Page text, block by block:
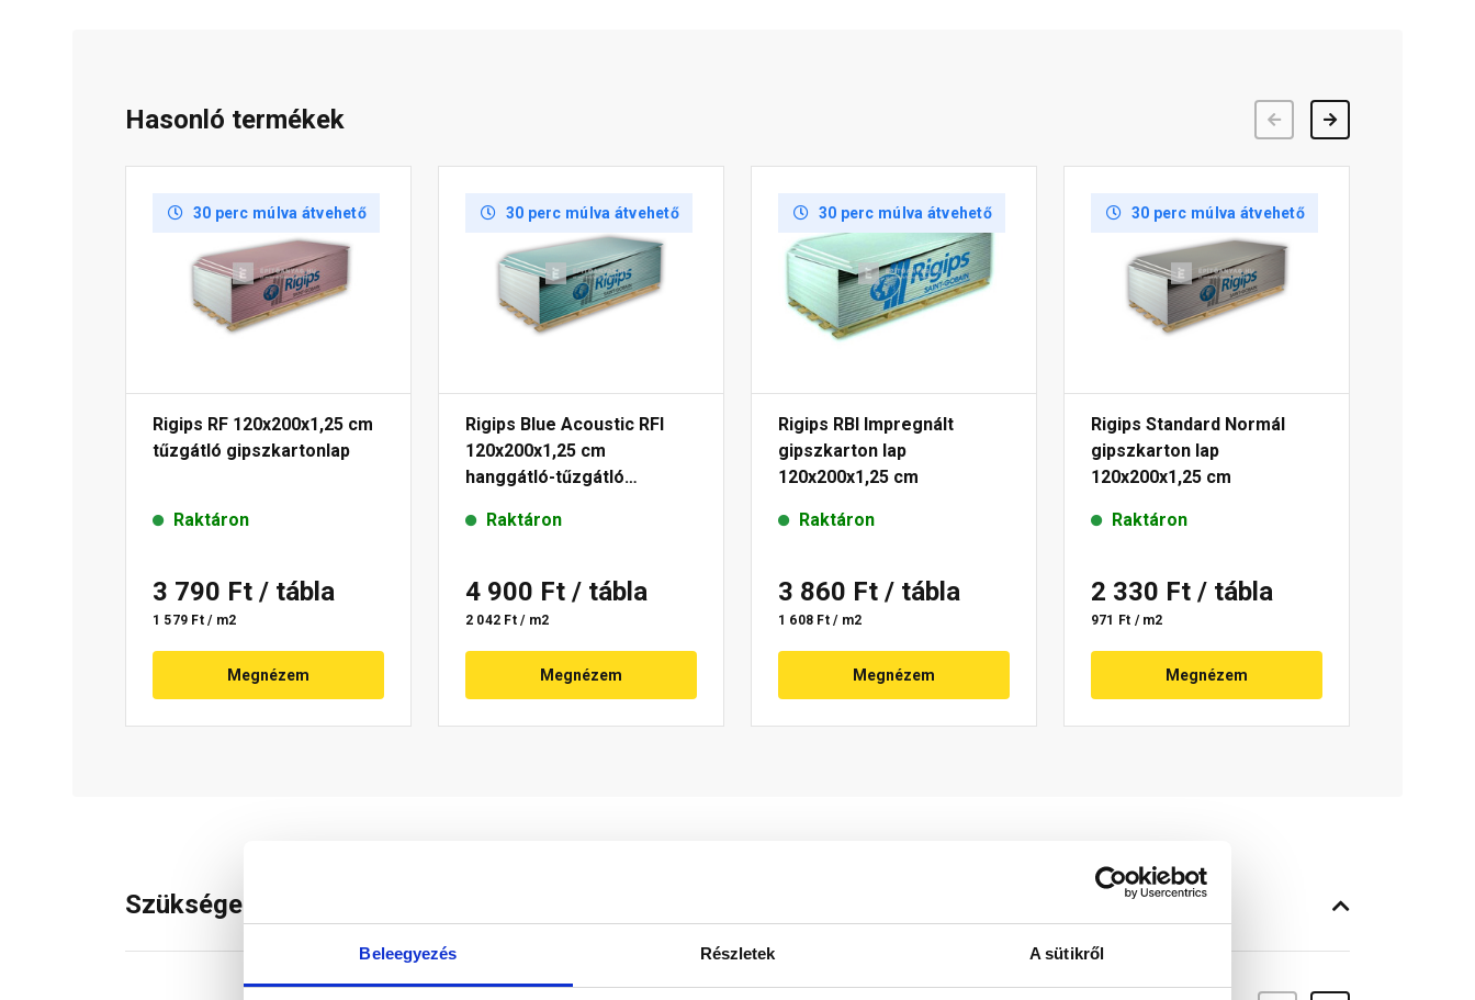
Beleegyezés Részletek A sütikről
Hasonló termékek
30 perc múlva átvehető
Rigips RF 120x200x1,25 cm
tűzgátló gipszkartonlap
Raktáron
3 790 Ft / tábla
1 579 Ft / m2
Megnézem
30 perc múlva átvehető
Rigips Blue Acoustic RFI
120x200x1,25 cm
hanggátló-tűzgátló
Raktáron
4 900 Ft / tábla
2 042 Ft / m2
Megnézem
30 perc múlva átvehető
Rigips RBI Impregnált
gipszkarton lap
120x200x1,25 cm
Raktáron
3 860 Ft / tábla
1 608 Ft / m2
Megnézem
30 perc múlva átvehető
Rigips Standard Normál
gipszkarton lap
120x200x1,25 cm
Raktáron
2 330 Ft / tábla
971 Ft / m2
Megnézem
Szükséged lehet rá